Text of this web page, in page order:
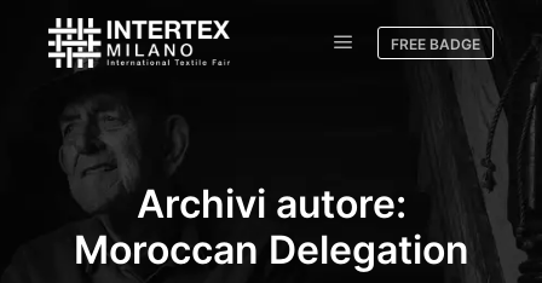
FREE BADGE
Archivi autore:
Moroccan Delegation